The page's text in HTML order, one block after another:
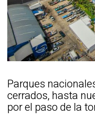
Parques
cerrados, hasta
por el paso de la